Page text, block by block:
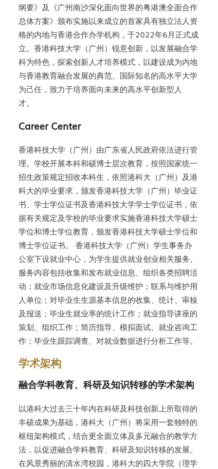
纲要》及《广州南沙深化面向世界的粤港澳全面合作
总体方案》颁布实施以来成立的首家具有独立法人资
格的内地与香港合作办学机构，于2022年6月正式成
立。香港科技大学（广州）锐意创新，以发展融合学
科为特色，探索创新人才培养模式，以建设成为内地
与香港教育融合发展的典范、国际知名的高水平大学
为己任，致力于培养面向未来的高水平创新型人
才。
Career Center
香港科技大学（广州）由广东省人民政府依法进行管
理。学校开展本科和硕博士层次教育，按照国家统一
招生政策规定招收本科生，依照港科大（广州）及港
科大的毕业要求，颁发香港科技大学（广州）毕业证
书、学士学位证书及香港科技大学学士学位证书，依
据有关规定及学校的毕业要求实施香港科技大学硕士
学位和博士学位教育，颁发香港科技大学硕士学位和
博士学位证书。 香港科技大学（广州）学生事务办
公室下设就业中心，为学生提供就业创业相关服务。
服务内容包括收集和发布就业信息、组织各类招聘活
动；就业市场信息化建设及升级维护；联系与维护用
人单位；对毕业生生源基本信息的收集、统计、审核
及报送；毕业生就业率的统计工作；就业指导讲座的
策划、组织工作；简历指导、模拟面试、就业咨询工
作；毕业生跟踪调查、对就业数据进行分析工作等。
学术架构
融合学科教育、科研及知识转移的学术架构
以港科大过去三十年内在科研及科技创新上所取得的
丰硕成果为基础，港科大（广州）将采用一套独特的
枢纽架构模式，结合更全面立体及多元融合的教学方
法，以促进融合学科教育、科研及知识转移的发展。
在风景秀丽的清水湾校园，港科大的四大学院（理学